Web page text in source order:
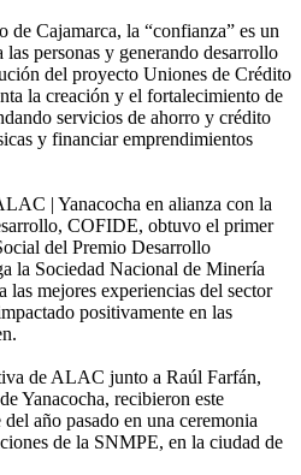
Cajamarca, la “confianza” es un
personas y generando desarrollo
del proyecto Uniones de Crédito
la creación y el fortalecimiento de
servicios de ahorro y crédito
y financiar emprendimientos
| Yanacocha en alianza con la
COFIDE, obtuvo el primer
del Premio Desarrollo
la Sociedad Nacional de Minería
mejores experiencias del sector
positivamente en las
de ALAC junto a Raúl Farfán,
Yanacocha, recibieron este
año pasado en una ceremonia
de la SNMPE, en la ciudad de